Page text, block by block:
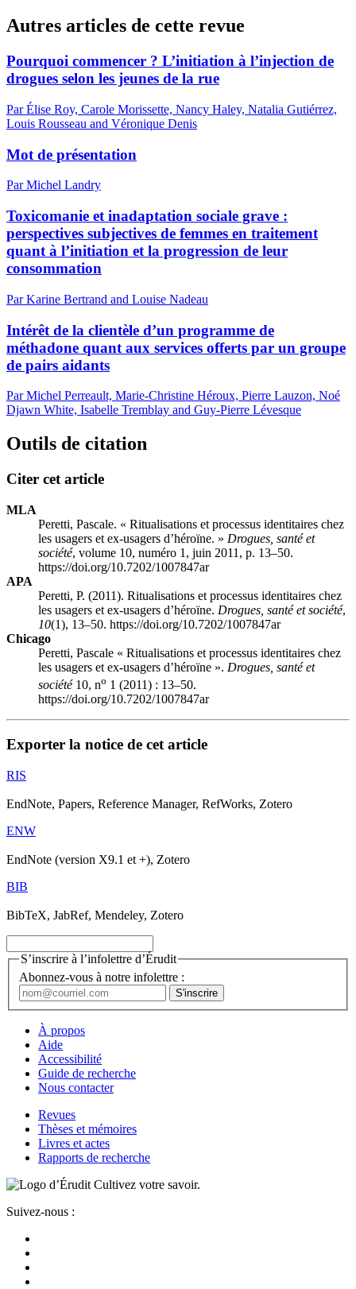
Autres articles de cette revue
Pourquoi commencer ? L’initiation à l’injection de
drogues selon les jeunes de la rue
Par Élise Roy, Carole Morissette, Nancy Haley, Natalia Gutiérrez,
Louis Rousseau and Véronique Denis
Mot de présentation
Par Michel Landry
Toxicomanie et inadaptation sociale grave :
perspectives subjectives de femmes en traitement
quant à l’initiation et la progression de leur
consommation
Par Karine Bertrand and Louise Nadeau
Intérêt de la clientèle d’un programme de
méthadone quant aux services offerts par un groupe
de pairs aidants
Par Michel Perreault, Marie-Christine Héroux, Pierre Lauzon, Noé
Djawn White, Isabelle Tremblay and Guy-Pierre Lévesque
Outils de citation
Citer cet article
MLA
Peretti, Pascale. « Ritualisations et processus identitaires chez
les usagers et ex-usagers d’héroïne. » Drogues, santé et
société, volume 10, numéro 1, juin 2011, p. 13–50.
https://doi.org/10.7202/1007847ar
APA
Peretti, P. (2011). Ritualisations et processus identitaires chez
les usagers et ex-usagers d’héroïne. Drogues, santé et société,
10(1), 13–50. https://doi.org/10.7202/1007847ar
Chicago
Peretti, Pascale « Ritualisations et processus identitaires chez
les usagers et ex-usagers d’héroïne ». Drogues, santé et
société10, no 1 (2011) : 13–50.
https://doi.org/10.7202/1007847ar
Exporter la notice de cet article
RIS
EndNote, Papers, Reference Manager, RefWorks, Zotero
ENW
EndNote (version X9.1 et +), Zotero
BIB
BibTeX, JabRef, Mendeley, Zotero
S’inscrire à l’infolettre d’Érudit
Abonnez-vous à notre infolettre :
À propos
Aide
Accessibilité
Guide de recherche
Nous contacter
Revues
Thèses et mémoires
Livres et actes
Rapports de recherche
Cultivez votre savoir.
Suivez-nous :